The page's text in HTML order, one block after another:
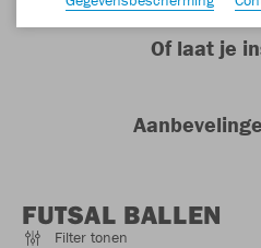
Of laat je
FUTSAL BALLEN
Filter tonen